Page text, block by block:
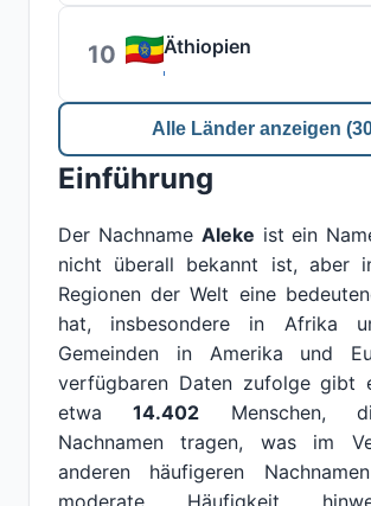
10 Äthiopien
Alle Länder anzeigen
Einführung
Der Nachname Aleke ist ein
nicht überall bekannt ist, aber
Regionen der Welt eine
hat, insbesondere in Afrika
Gemeinden in Amerika und
verfügbaren Daten zufolge gibt
etwa14.402 Menschen,
Nachnamen tragen, was im
anderen häufigeren
moderate Häufigkeit